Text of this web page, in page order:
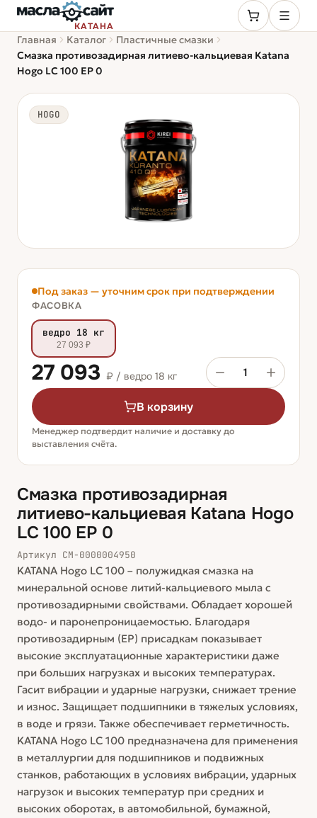
КАТАНА
Главная Каталог
Пластичные смазки
Смазка противозадирная литиево-кальциевая Katana
Hogo LC 100 EP 0
HOGO
Смазка противозадирная
литиево-кальциевая Katana Hogo
LC 100 EP 0
Артикул СМ-0000004950
KATANA Hogo LC 100 – полужидкая смазка на
минеральной основе литий-кальциевого мыла c
противозадирными свойствами. Обладает хорошей
водо- и паронепроницаемостью. Благодаря
противозадирным (EP) присадкам показывает
высокие эксплуатационные характеристики даже
при больших нагрузках и высоких температурах.
Гасит вибрации и ударные нагрузки, снижает трение
и износ. Защищает подшипники в тяжелых условиях,
в воде и грязи. Также обеспечивает герметичность.
KATANA Hogo LC 100 предназначена для применения
в металлургии для подшипников и подвижных
станков, работающих в условиях вибрации, ударных
нагрузок и высоких температур при средних и
высоких оборотах, в автомобильной, бумажной,
Под заказ — уточним срок при подтверждении
ФАСОВКА
ведро 18 кг
27 093 ₽
27 093 ₽ / ведро 18 кг 1
В корзину
Менеджер подтвердит наличие и доставку до
выставления счёта.